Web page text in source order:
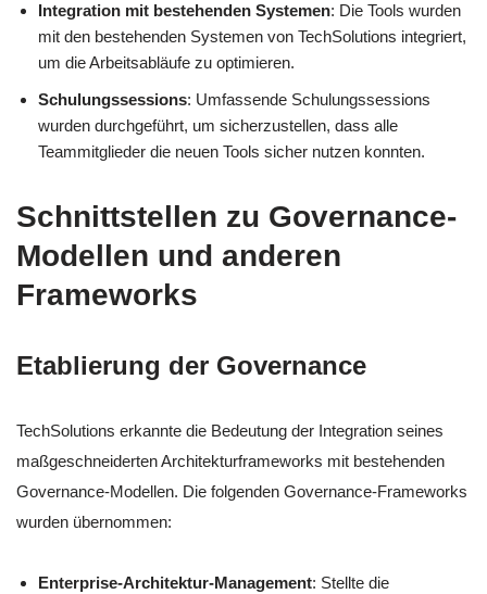
Integration mit bestehenden Systemen: Die Tools wurden
mit den bestehenden Systemen von TechSolutions integriert,
um die Arbeitsabläufe zu optimieren.
Schulungssessions: Umfassende Schulungssessions
wurden durchgeführt, um sicherzustellen, dass alle
Teammitglieder die neuen Tools sicher nutzen konnten.
Schnittstellen zu Governance-
Modellen und anderen
Frameworks
Etablierung der Governance
TechSolutions erkannte die Bedeutung der Integration seines
maßgeschneiderten Architekturframeworks mit bestehenden
Governance-Modellen. Die folgenden Governance-Frameworks
wurden übernommen:
Enterprise-Architektur-Management: Stellte die